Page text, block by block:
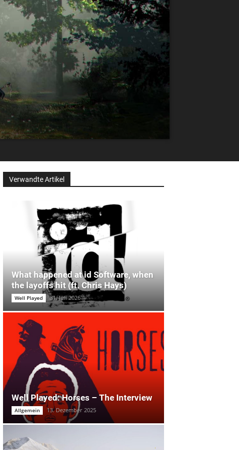
Verwandte Artikel
What happened at id Software, when
the layoffs hit (ft. Chris Hays)
Well Played 31. Juli 2026
Well Played: Horses – The Interview
Allgemein 13. Dezember 2025